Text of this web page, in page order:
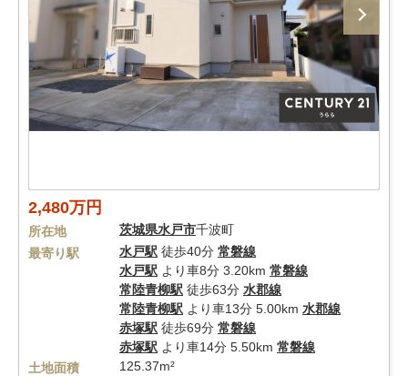
2,480万円
所在地 茨城県水戸市千波町
最寄り駅
水戸駅 徒歩40分 常磐線
水戸駅 より車8分 3.20km 常磐線
常陸青柳駅 徒歩63分 水郡線
常陸青柳駅 より車13分 5.00km 水郡線
赤塚駅 徒歩69分 常磐線
赤塚駅 より車14分 5.50km 常磐線
土地面積
125.37m²